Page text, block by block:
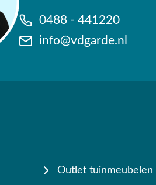
0488 - 441220
info@vdgarde.nl
Outlet tuinmeubelen